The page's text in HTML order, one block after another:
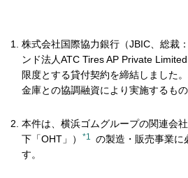
株式会社国際協力銀行（JBIC、総裁
ンド法人ATC Tires AP Private
限度とする貸付契約を締結しました
金庫との協調融資により実施するも
本件は、横浜ゴムグループの関連会
下「OHT」）
*1 の製造・販売事業に
す。